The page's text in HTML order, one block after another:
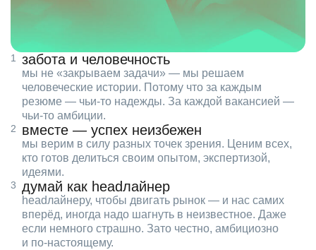
забота и человечность
мы не «закрываем задачи» — мы решаем
человеческие истории. Потому что за каждым
резюме — чьи‑то надежды. За каждой вакансией —
чьи‑то амбиции.
вместе — успех неизбежен
мы верим в силу разных точек зрения. Ценим всех,
кто готов делиться своим опытом, экспертизой,
идеями.
думай как headлайнер
headлайнеру, чтобы двигать рынок — и нас самих
вперёд, иногда надо шагнуть в неизвестное. Даже
если немного страшно. Зато честно, амбициозно
и по‑настоящему.